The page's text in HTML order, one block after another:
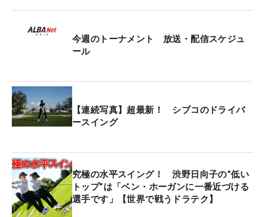
3番、4番、5番のユーティリティ3本はテーラーメイ
ドの最新モデル『Qi35 MAX』。「低重心設計で高
こちらも寛容性が重視されている。昨年は3番(19
度）、4番（22度）、5番（25度）の3本構成だった
が、モデル変更に伴って番手も変えている。
それに挿す『MCI』は藤倉コンポジットのカーボン
シャフト。重量は変えずに硬さをRからSに変更し
た。3本のウェッジは50、54、58度で、タイトリス
ト『ボーケイSM10』を新投入する。
今週のトーナメント 放送・配信スケジュ
ール
【連続写真】超最新！ シブコのドライバ
ースイング
究極の水平スイング！ 渋野日向子の“低い
トップ”は「ベン・ホーガンに一番近づける
選手です」【世界で戦うドラテク】